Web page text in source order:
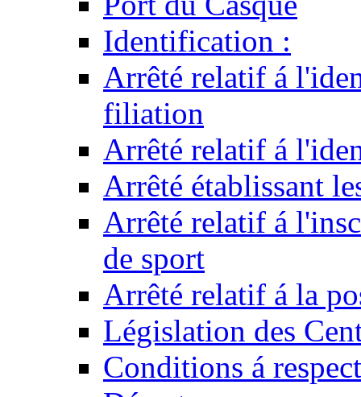
Identification :
Arrêté relatif á
filiation
Arrêté relatif á
Arrêté établissant
Arrêté relatif á
de sport
Arrêté relatif á la
Législation des
Conditions á